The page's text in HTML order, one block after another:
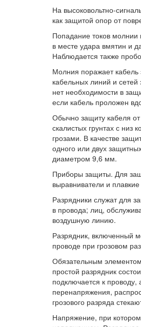
На высоковольтно-
как защитой опор от
Попадание токов молнии
в месте удара вмятин и
Наблюдается также
Молния поражает кабель
кабельных линий и
нет необходимости в
если кабель проложен
Обычно защиту кабеля
скалистых грунтах с
грозами. В качестве
одного или двух
диаметром 9,6 мм.
Приборы защиты. Для
выравниватели и
Разрядники служат для
в провода; лиц,
воздушную линию.
Разрядник, включенный
проводе при грозовом
Обязательным
простой разрядник
подключается к
перенапряжения,
грозового разряда
Напряжение, при